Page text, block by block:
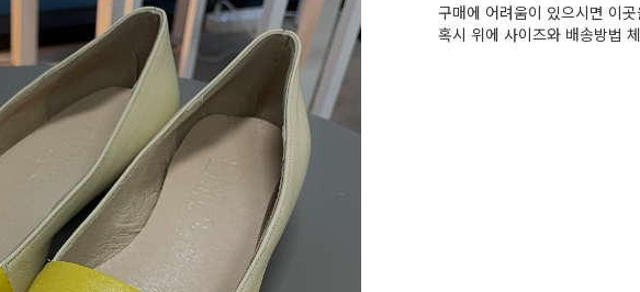
구매에 어려움이 있으시면 이
혹시 위에 사이즈와 배송방법